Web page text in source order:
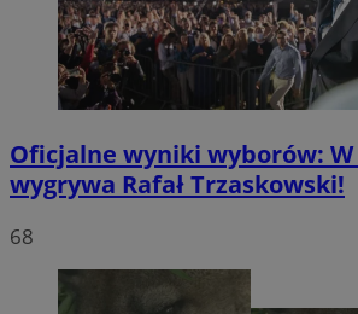
Oficjalne wyniki wyborów: W
wygrywa Rafał Trzaskowski!
68